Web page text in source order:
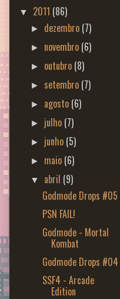
▼ 2011 (86)
► dezembro (7)
► novembro (6)
► outubro (8)
► setembro (7)
► agosto (6)
► julho (7)
► junho (5)
► maio (6)
▼ abril (9)
Godmode Drops #05
PSN FAIL!
Godmode - Mortal
Kombat
Godmode Drops #04
SSF4 - Arcade
Edition